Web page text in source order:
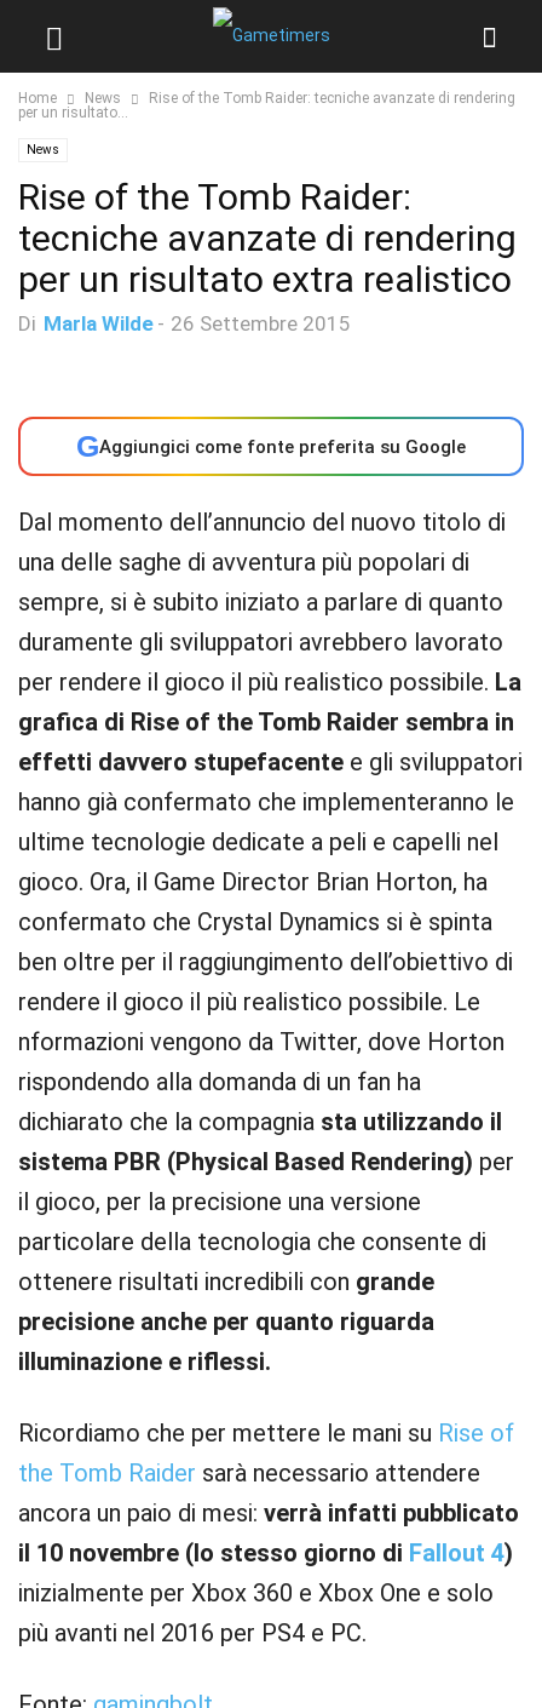
Home News
Rise of the Tomb Raider: tecniche avanzate di rendering
per un risultato...
News
Rise of the Tomb Raider:
tecniche avanzate di rendering
per un risultato extra realistico
Di Marla Wilde - 26 Settembre 2015
GAggiungici come fonte preferita su Google
Dal momento dell’annuncio del nuovo titolo di
una delle saghe di avventura più popolari di
sempre, si è subito iniziato a parlare di quanto
duramente gli sviluppatori avrebbero lavorato
per rendere il gioco il più realistico possibile. La
grafica di Rise of the Tomb Raider sembra in
effetti davvero stupefacente e gli sviluppatori
hanno già confermato che implementeranno le
ultime tecnologie dedicate a peli e capelli nel
gioco. Ora, il Game Director Brian Horton, ha
confermato che Crystal Dynamics si è spinta
ben oltre per il raggiungimento dell’obiettivo di
rendere il gioco il più realistico possibile. Le
nformazioni vengono da Twitter, dove Horton
rispondendo alla domanda di un fan ha
dichiarato che la compagnia sta utilizzando il
sistema PBR (Physical Based Rendering) per
il gioco, per la precisione una versione
particolare della tecnologia che consente di
ottenere risultati incredibili con grande
precisione anche per quanto riguarda
illuminazione e riflessi.
Ricordiamo che per mettere le mani su Rise of
the Tomb Raider sarà necessario attendere
ancora un paio di mesi: verrà infatti pubblicato
il 10 novembre (lo stesso giorno di Fallout 4)
inizialmente per Xbox 360 e Xbox One e solo
più avanti nel 2016 per PS4 e PC.